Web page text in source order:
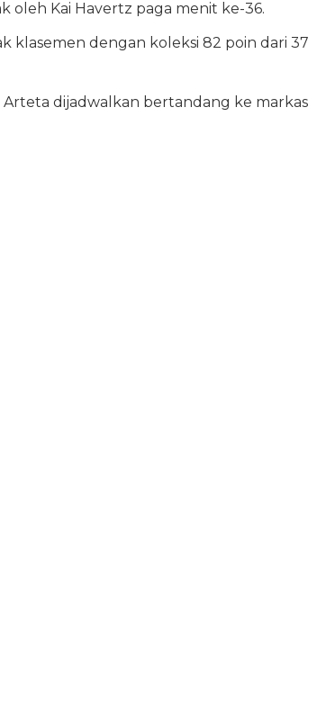
oleh Kai Havertz paga menit ke-36.
klasemen dengan koleksi 82 poin dari 37
dijadwalkan bertandang ke markas